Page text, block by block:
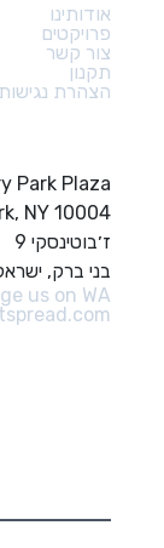
אודותינו
פרויקטים
צור קשר
תקנון
הצהרת נגישות
Park Plaza
NY 10004
ז׳בוטינסקי 9
בני ברק,
us on WA